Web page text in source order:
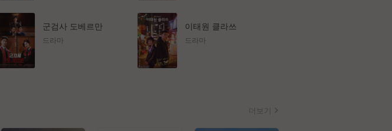
군검사 도베르만
드라마
이태원 클라쓰
드라마
더보기